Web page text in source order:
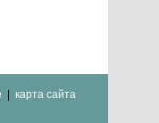
карта сайта